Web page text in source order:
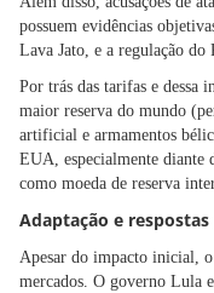
possuem evidências
Lava Jato, e a regulação do
Por trás das tarifas e dessa
maior reserva do mundo
artificial e armamentos
EUA, especialmente diante
como moeda de reserva
Adaptação e
Apesar do impacto inicial, o
mercados. O governo Lula